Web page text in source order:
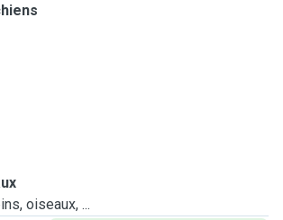
oiseaux, ...